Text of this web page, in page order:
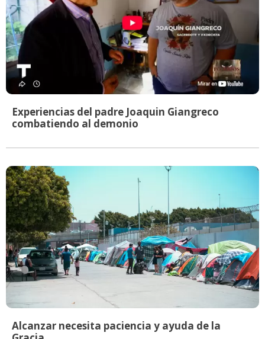
Experiencias del padre Joaquin Giangreco
combatiendo al demonio
Alcanzar necesita paciencia y ayuda de la